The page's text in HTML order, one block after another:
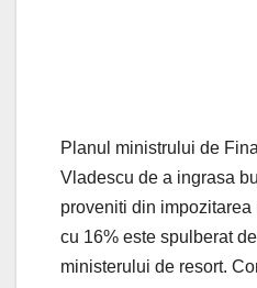
Planul ministrului de
Vladescu de a ingrasa
proveniti din
cu 16% este spulberat
ministerului de resort.